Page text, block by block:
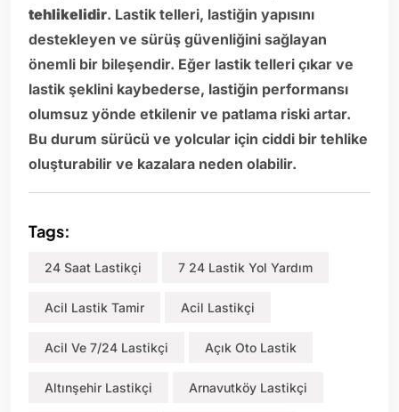
tehlikelidir. Lastik telleri, lastiğin yapısını
destekleyen ve sürüş güvenliğini sağlayan
önemli bir bileşendir. Eğer lastik telleri çıkar ve
lastik şeklini kaybederse, lastiğin performansı
olumsuz yönde etkilenir ve patlama riski artar.
Bu durum sürücü ve yolcular için ciddi bir tehlike
oluşturabilir ve kazalara neden olabilir.
Tags:
24 Saat Lastikçi 7 24 Lastik Yol Yardım
Acil Lastik Tamir Acil Lastikçi
Acil Ve 7/24 Lastikçi Açık Oto Lastik
Altınşehir Lastikçi Arnavutköy Lastikçi